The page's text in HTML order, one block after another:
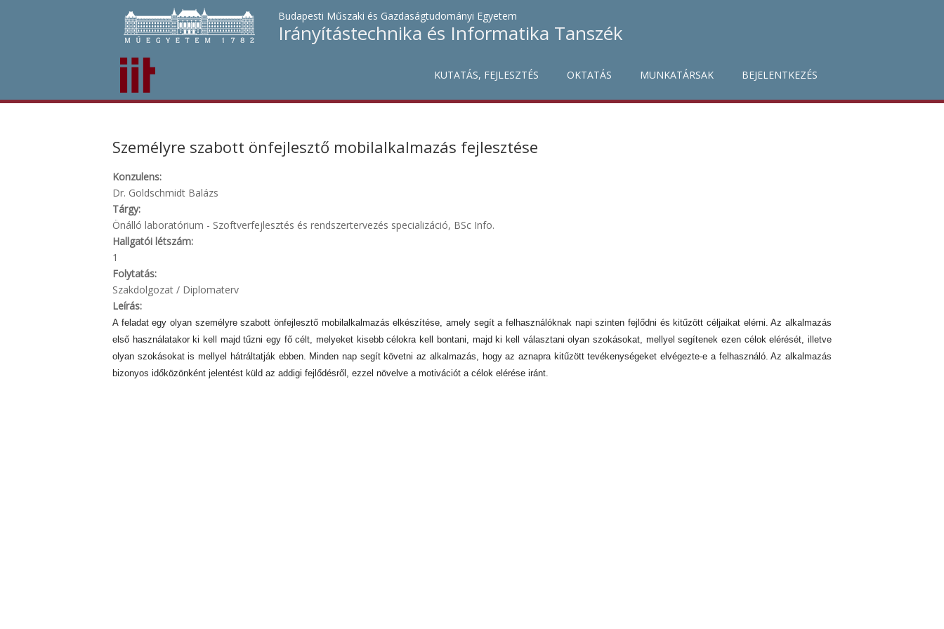
Budapesti Műszaki és Gazdaságtudományi Egyetem
Irányítástechnika és Informatika Tanszék
KUTATÁS, FEJLESZTÉS OKTATÁS MUNKATÁRSAK BEJELENTKEZÉS
Személyre szabott önfejlesztő mobilalkalmazás fejlesztése
Konzulens:
Dr. Goldschmidt Balázs
Tárgy:
Önálló laboratórium - Szoftverfejlesztés és rendszertervezés specializáció, BSc Info.
Hallgatói létszám:
1
Folytatás:
Szakdolgozat / Diplomaterv
Leírás:
A feladat egy olyan személyre szabott önfejlesztő mobilalkalmazás elkészítése, amely segít a felhasználóknak napi szinten fejlődni és kitűzött céljaikat elérni. Az alkalmazás
első használatakor ki kell majd tűzni egy fő célt, melyeket kisebb célokra kell bontani, majd ki kell választani olyan szokásokat, mellyel segítenek ezen célok elérését, illetve
olyan szokásokat is mellyel hátráltatják ebben. Minden nap segít követni az alkalmazás, hogy az aznapra kitűzött tevékenységeket elvégezte-e a felhasználó. Az alkalmazás
bizonyos időközönként jelentést küld az addigi fejlődésről, ezzel növelve a motivációt a célok elérése iránt.